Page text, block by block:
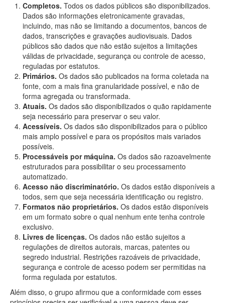
Completos. Todos os dados públicos são disponibilizados.
Dados são informações eletronicamente gravadas,
incluindo, mas não se limitando a documentos, bancos de
dados, transcrições e gravações audiovisuais. Dados
públicos são dados que não estão sujeitos a limitações
válidas de privacidade, segurança ou controle de acesso,
reguladas por estatutos.
Primários. Os dados são publicados na forma coletada na
fonte, com a mais fina granularidade possível, e não de
forma agregada ou transformada.
Atuais. Os dados são disponibilizados o quão rapidamente
seja necessário para preservar o seu valor.
Acessíveis. Os dados são disponibilizados para o público
mais amplo possível e para os propósitos mais variados
possíveis.
Processáveis por máquina. Os dados são razoavelmente
estruturados para possibilitar o seu processamento
automatizado.
Acesso não discriminatório. Os dados estão disponíveis a
todos, sem que seja necessária identificação ou registro.
Formatos não proprietários. Os dados estão disponíveis
em um formato sobre o qual nenhum ente tenha controle
exclusivo.
Livres de licenças. Os dados não estão sujeitos a
regulações de direitos autorais, marcas, patentes ou
segredo industrial. Restrições razoáveis de privacidade,
segurança e controle de acesso podem ser permitidas na
forma regulada por estatutos.
Além disso, o grupo afirmou que a conformidade com esses